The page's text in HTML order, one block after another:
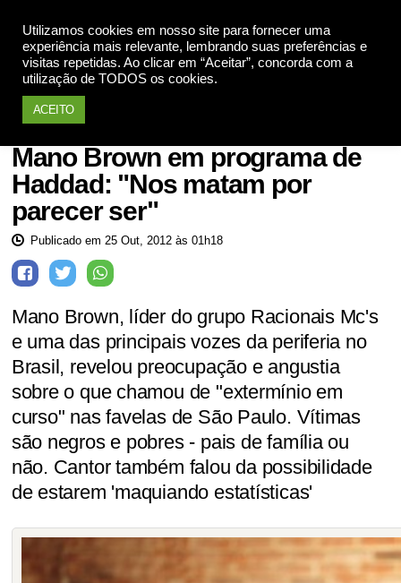
Utilizamos cookies em nosso site para fornecer uma
experiência mais relevante, lembrando suas preferências e
visitas repetidas. Ao clicar em “Aceitar”, concorda com a
utilização de TODOS os cookies.
ACEITO
Desigualdade Social
Mano Brown em programa de
Haddad: "Nos matam por
parecer ser"
Publicado em 25 Out, 2012 às 01h18
Mano Brown, líder do grupo Racionais Mc's
e uma das principais vozes da periferia no
Brasil, revelou preocupação e angustia
sobre o que chamou de "extermínio em
curso" nas favelas de São Paulo. Vítimas
são negros e pobres - pais de família ou
não. Cantor também falou da possibilidade
de estarem 'maquiando estatísticas'